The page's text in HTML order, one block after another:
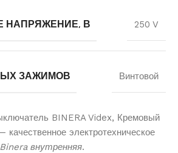
НАПРЯЖЕНИЕ, В 250 V
ЗАЖИМОВ Винтовой
BINERA Videx, Кремовый
электротехническое
Binera внутренняя.